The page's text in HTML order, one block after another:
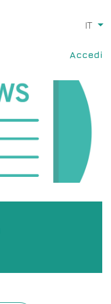
User
menu
Accedi
IT